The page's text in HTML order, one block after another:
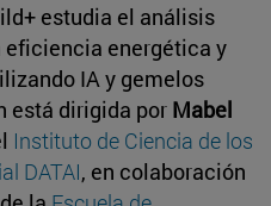
estudia el análisis
energética y
IA y gemelos
está dirigida por Mabel
Instituto de Ciencia de los
DATAI, en colaboración